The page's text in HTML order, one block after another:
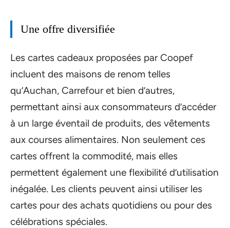
Une offre diversifiée
Les cartes cadeaux proposées par Coopef
incluent des maisons de renom telles
qu’Auchan, Carrefour et bien d’autres,
permettant ainsi aux consommateurs d’accéder
à un large éventail de produits, des vêtements
aux courses alimentaires. Non seulement ces
cartes offrent la commodité, mais elles
permettent également une flexibilité d’utilisation
inégalée. Les clients peuvent ainsi utiliser les
cartes pour des achats quotidiens ou pour des
célébrations spéciales.